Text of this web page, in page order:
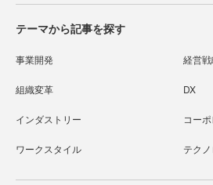
テーマから記事を探す
事業開発 経営
組織変革 DX
インダストリー コー
ワークスタイル テク